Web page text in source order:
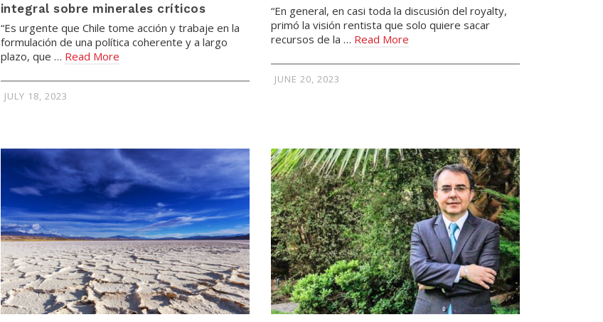
integral sobre minerales críticos
“Es urgente que Chile tome acción y trabaje en la
formulación de una política coherente y a largo
plazo, que … Read More
JULY 18, 2023
“En general, en casi toda la discusión del royalty,
primó la visión rentista que solo quiere sacar
recursos de la … Read More
JUNE 20, 2023